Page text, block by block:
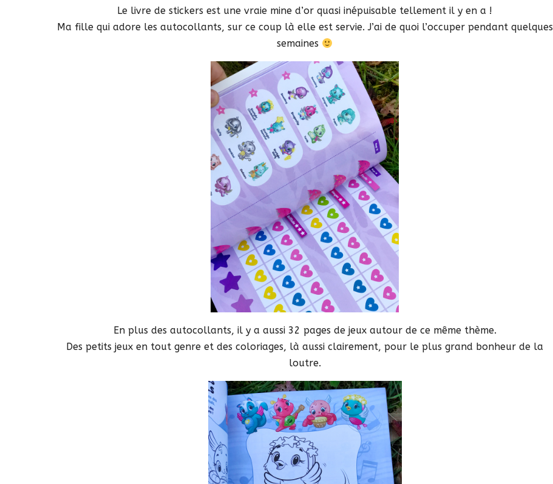
Le livre de stickers est une vraie mine d’or quasi inépuisable tellement il y en a !
Ma fille qui adore les autocollants, sur ce coup là elle est servie. J’ai de quoi l’occuper pendant quelques
semaines
En plus des autocollants, il y a aussi 32 pages de jeux autour de ce même thème.
Des petits jeux en tout genre et des coloriages, là aussi clairement, pour le plus grand bonheur de la
loutre.